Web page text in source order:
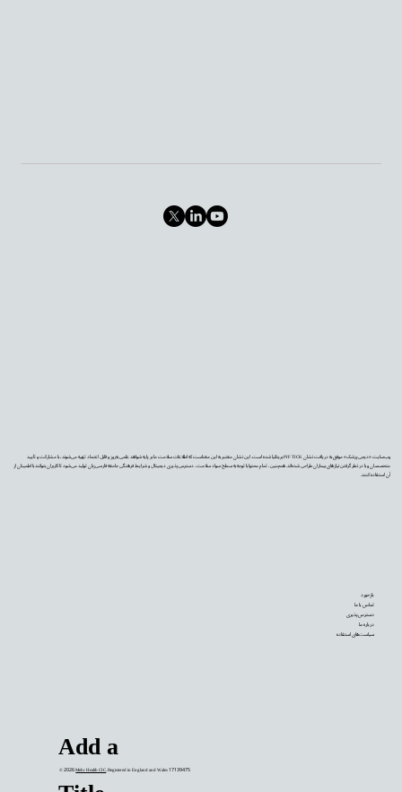
Add a
© 2026Mehr Health CIC. Registered in England and Wales 17139475
وب‌سایت «دیجی‌پزشک» موفق به دریافت نشان PIF TICK بریتانیا شده است. این نشان معتبر به این معناست که اطلاعات سلامت ما بر پایه شواهد علمی به‌روز و قابل اعتماد تهیه می‌شوند، با مشارکت و تأیید
متخصصان و با در نظر گرفتن نیازهای بیماران طراحی شده‌اند. همچنین، تمام محتوا با توجه به سطح سواد سلامت، دسترس‌پذیری دیجیتال و شرایط فرهنگی جامعه فارسی‌زبان تولید می‌شود تا کاربران بتوانند با اطمینان از
آن استفاده کنند.
بازخورد
تماس با ما
دسترس‌پذیری
درباره ما
سیاست‌های استفاده